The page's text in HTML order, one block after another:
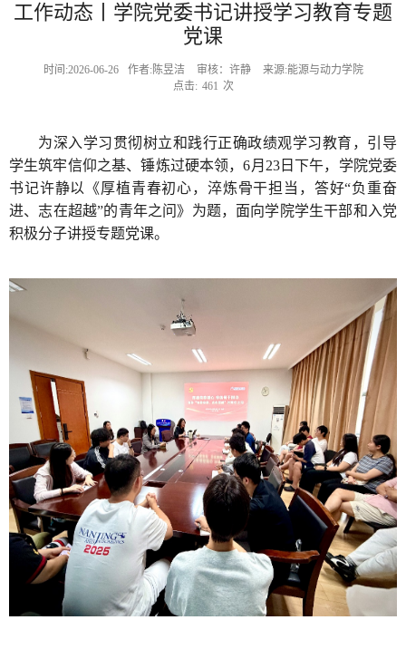
工作动态丨学院党委书记讲授学习教育专题
党课
时间:2026-06-26 作者:陈昱洁 审核：许静
来源:能源与动力学院
点击: 461 次
为深入学习贯彻树立和践行正确政绩观学习教育，引导
学生筑牢信仰之基、锤炼过硬本领，6月23日下午，学院党委
书记许静以《厚植青春初心，淬炼骨干担当，答好“负重奋
进、志在超越”的青年之问》为题，面向学院学生干部和入党
积极分子讲授专题党课。